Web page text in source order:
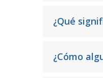
¿Qué
¿Cómo